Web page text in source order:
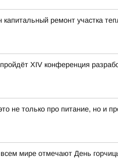
ремонт участка
пройдёт XIV конференция
не только про питание, но и
всем мире отмечают День